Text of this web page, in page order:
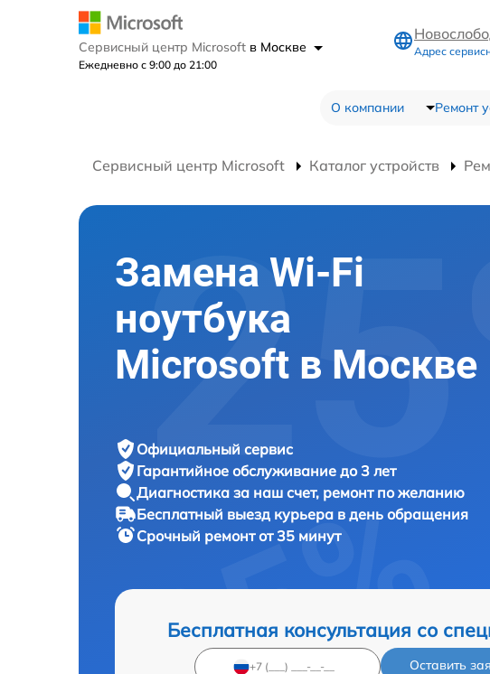
Сервисный центр Microsoft в Москве
Ежедневно с 9:00 до 21:00
Адрес
О компании Ремонт
Сервисный центр Microsoft Каталог устройств
Замена Wi-Fi
ноутбука
Microsoft в Москве
Официальный сервис
Гарантийное обслуживание до 3 лет
Диагностика за наш счет, ремонт по желанию
Бесплатный выезд курьера в день обращения
Срочный ремонтот 35 минут
Бесплатная консультация со
Оставить